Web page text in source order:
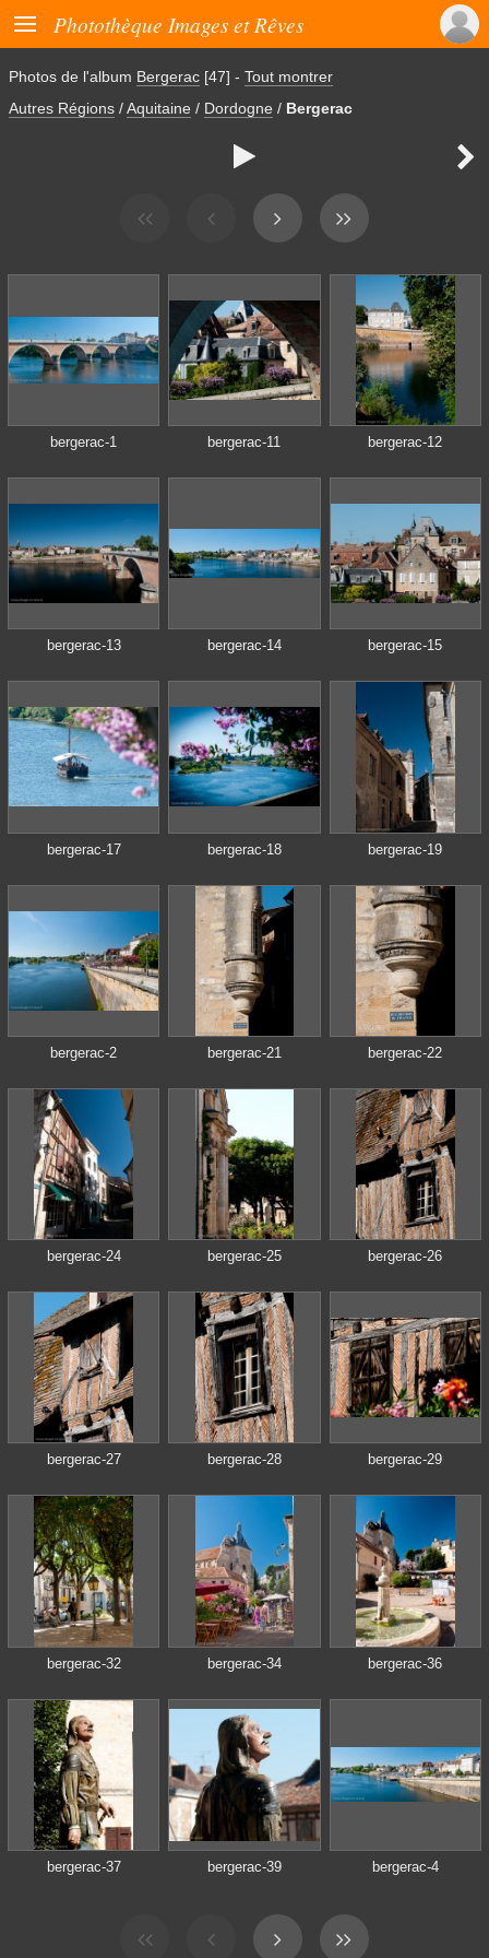
 Photothèque Images et Rêves
Photos de l'album Bergerac [47] - Tout montrer
Autres Régions /Aquitaine / Dordogne / Bergerac
 
bergerac-1 bergerac-11 bergerac-12
bergerac-13 bergerac-14 bergerac-15
bergerac-17 bergerac-18 bergerac-19
bergerac-2 bergerac-21 bergerac-22
bergerac-24 bergerac-25 bergerac-26
bergerac-27 bergerac-28 bergerac-29
bergerac-32 bergerac-34 bergerac-36
bergerac-37 bergerac-39 bergerac-4